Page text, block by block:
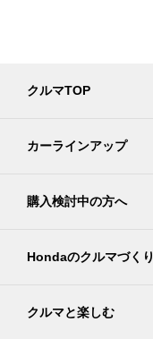
クルマTOP
カーラインアップ
購入検討中の方へ
Hondaのクルマづくり
クルマと楽しむ